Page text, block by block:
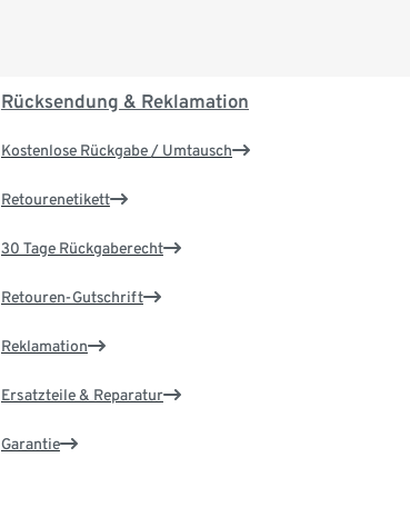
Rücksendung & Reklamation
Kostenlose Rückgabe / Umtausch
Retourenetikett
30 Tage Rückgaberecht
Retouren-Gutschrift
Reklamation
Ersatzteile & Reparatur
Garantie